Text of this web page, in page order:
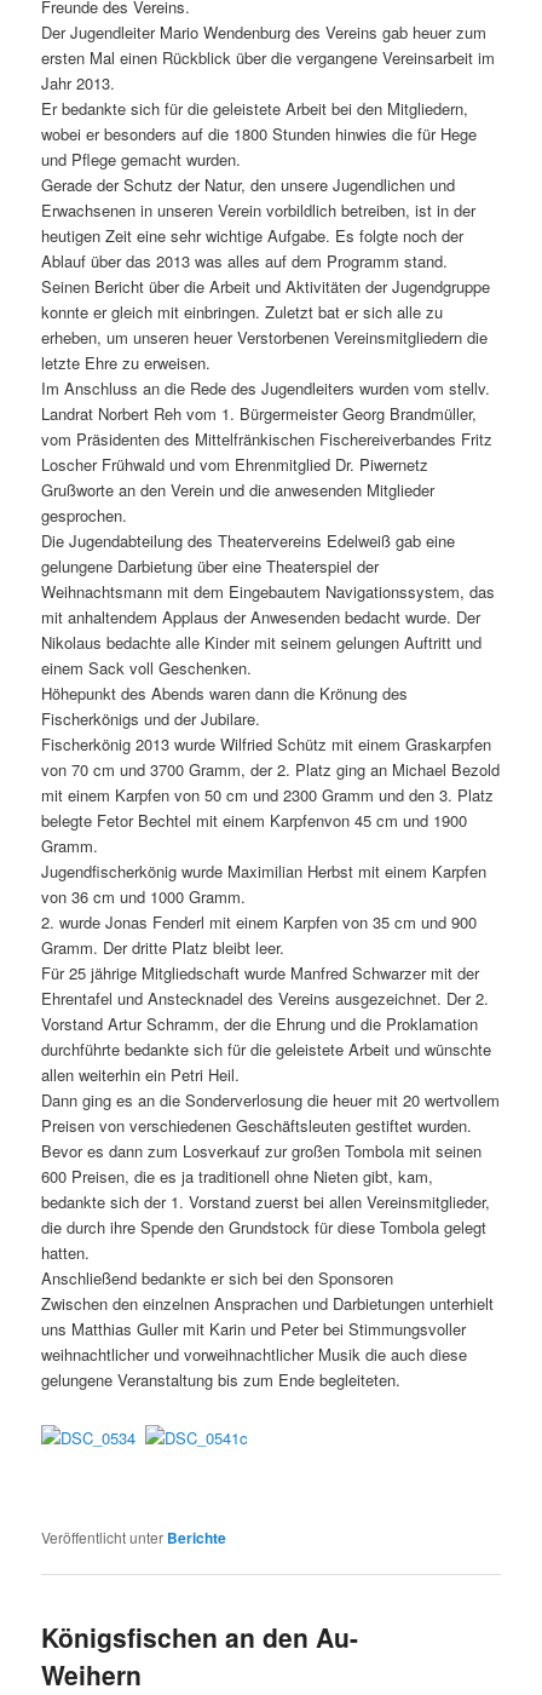
Freunde des Vereins.
Der Jugendleiter Mario Wendenburg des Vereins gab heuer zum
ersten Mal einen Rückblick über die vergangene Vereinsarbeit im
Jahr 2013.
Er bedankte sich für die geleistete Arbeit bei den Mitgliedern,
wobei er besonders auf die 1800 Stunden hinwies die für Hege
und Pflege gemacht wurden.
Gerade der Schutz der Natur, den unsere Jugendlichen und
Erwachsenen in unseren Verein vorbildlich betreiben, ist in der
heutigen Zeit eine sehr wichtige Aufgabe. Es folgte noch der
Ablauf über das 2013 was alles auf dem Programm stand.
Seinen Bericht über die Arbeit und Aktivitäten der Jugendgruppe
konnte er gleich mit einbringen. Zuletzt bat er sich alle zu
erheben, um unseren heuer Verstorbenen Vereinsmitgliedern die
letzte Ehre zu erweisen.
Im Anschluss an die Rede des Jugendleiters wurden vom stellv.
Landrat Norbert Reh vom 1. Bürgermeister Georg Brandmüller,
vom Präsidenten des Mittelfränkischen Fischereiverbandes Fritz
Loscher Frühwald und vom Ehrenmitglied Dr. Piwernetz
Grußworte an den Verein und die anwesenden Mitglieder
gesprochen.
Die Jugendabteilung des Theatervereins Edelweiß gab eine
gelungene Darbietung über eine Theaterspiel der
Weihnachtsmann mit dem Eingebautem Navigationssystem, das
mit anhaltendem Applaus der Anwesenden bedacht wurde. Der
Nikolaus bedachte alle Kinder mit seinem gelungen Auftritt und
einem Sack voll Geschenken.
Höhepunkt des Abends waren dann die Krönung des
Fischerkönigs und der Jubilare.
Fischerkönig 2013 wurde Wilfried Schütz mit einem Graskarpfen
von 70 cm und 3700 Gramm, der 2. Platz ging an Michael Bezold
mit einem Karpfen von 50 cm und 2300 Gramm und den 3. Platz
belegte Fetor Bechtel mit einem Karpfenvon 45 cm und 1900
Gramm.
Jugendfischerkönig wurde Maximilian Herbst mit einem Karpfen
von 36 cm und 1000 Gramm.
2. wurde Jonas Fenderl mit einem Karpfen von 35 cm und 900
Gramm. Der dritte Platz bleibt leer.
Für 25 jährige Mitgliedschaft wurde Manfred Schwarzer mit der
Ehrentafel und Anstecknadel des Vereins ausgezeichnet. Der 2.
Vorstand Artur Schramm, der die Ehrung und die Proklamation
durchführte bedankte sich für die geleistete Arbeit und wünschte
allen weiterhin ein Petri Heil.
Dann ging es an die Sonderverlosung die heuer mit 20 wertvollem
Preisen von verschiedenen Geschäftsleuten gestiftet wurden.
Bevor es dann zum Losverkauf zur großen Tombola mit seinen
600 Preisen, die es ja traditionell ohne Nieten gibt, kam,
bedankte sich der 1. Vorstand zuerst bei allen Vereinsmitglieder,
die durch ihre Spende den Grundstock für diese Tombola gelegt
hatten.
Anschließend bedankte er sich bei den Sponsoren
Zwischen den einzelnen Ansprachen und Darbietungen unterhielt
uns Matthias Guller mit Karin und Peter bei Stimmungsvoller
weihnachtlicher und vorweihnachtlicher Musik die auch diese
gelungene Veranstaltung bis zum Ende begleiteten.
Veröffentlicht unter Berichte
Königsfischen an den Au-
Weihern